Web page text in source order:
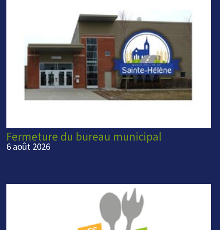
Fermeture du bureau municipal
6 août 2026